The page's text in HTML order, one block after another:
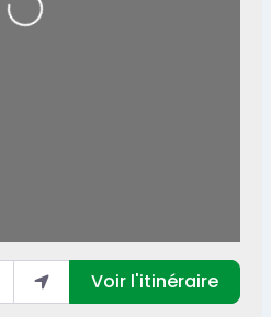
Loading...
Enter your location
Voir l'itinéraire